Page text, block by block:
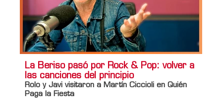
La Beriso pasó por Rock & Pop: volver a
las canciones del principio
Rolo y Javi visitaron a Martín Ciccioli en Quién
Paga la Fiesta